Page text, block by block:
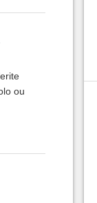
ou